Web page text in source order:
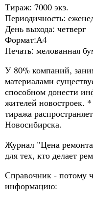
Тираж: 7000 экз.
Периодичность:
День выхода: четверг
Формат:А4
Печать: мелованная
У 80% компаний,
материалами
способном донести
жителей новостроек.
тиража
Новосибирска.
Журнал "Цена
для тех, кто делает
Справочник - потому
информацию: